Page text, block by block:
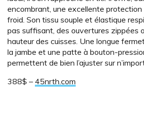
encombrant, une excellente
froid. Son tissu souple et élastique
pas suffisant, des ouvertures zippées
hauteur des cuisses. Une longue
la jambe et une patte à bouton-
permettent de bien l’ajuster sur
388$ – 45nrth.com